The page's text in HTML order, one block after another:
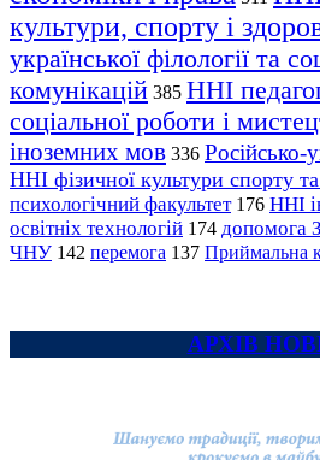
культури, спорту і
української філології та
комунікацій 385 ННІ
соціальної роботи і
іноземних мов 336 Російсько-
ННІ фізичної культури спорту
психологічний факультет 176 ННІ
освітніх технологій 174 допомога
ЧНУ 142 перемога 137 Приймальна
АРХІВ